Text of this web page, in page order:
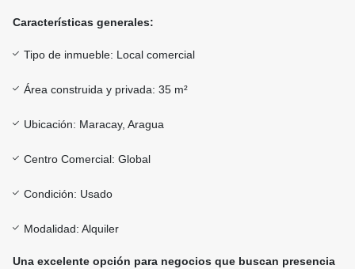
Características generales:
Tipo de inmueble: Local comercial
Área construida y privada: 35 m²
Ubicación: Maracay, Aragua
Centro Comercial: Global
Condición: Usado
Modalidad: Alquiler
Una excelente opción para negocios que buscan presencia